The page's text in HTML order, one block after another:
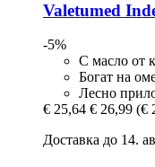
Valetumed
-5%
С масло от
Богат на
Лесно
€ 25,64 € 26,99 (€
Доставка до 14.